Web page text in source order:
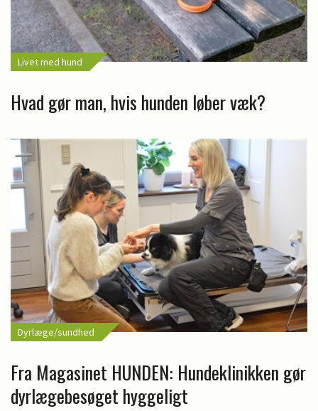
Livet med hund
Hvad gør man, hvis hunden løber væk?
Dyrlæge/sundhed
Fra Magasinet HUNDEN: Hundeklinikken gør
dyrlægebesøget hyggeligt